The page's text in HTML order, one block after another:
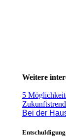
Weitere
5
Bei der